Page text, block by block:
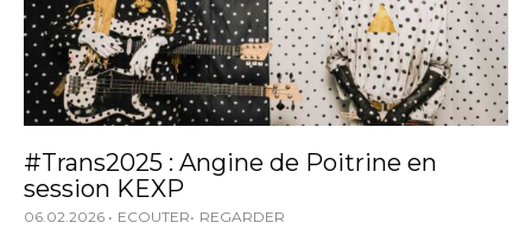
#Trans2025 : Angine de Poitrine en
session KEXP
06.02.2026 ECOUTER REGARDER